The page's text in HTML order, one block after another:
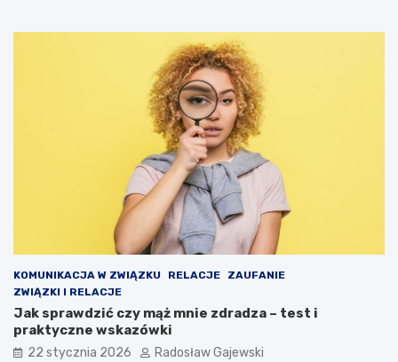
KOMUNIKACJA W ZWIĄZKU RELACJE
ZAUFANIE
ZWIĄZKI I RELACJE
Jak sprawdzić czy mąż mnie zdradza – test i
praktyczne wskazówki
22 stycznia 2026 Radosław Gajewski